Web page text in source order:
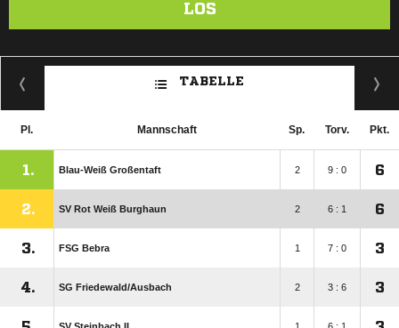
LOS
TABELLE
Pl. Mannschaft Sp. Torv. Pkt.
1. Blau-Weiß Großentaft 2 9 : 0 6
2. SV Rot Weiß Burghaun 2 6 : 1 6
3. FSG Bebra 1 7 : 0 3
4. SG Friedewald/​Ausbach 2 3 : 6 3